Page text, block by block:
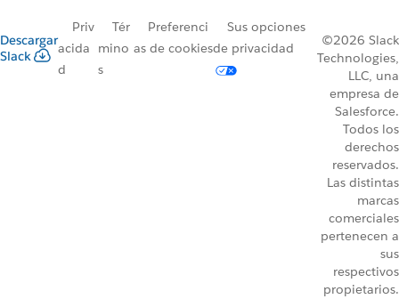
Descargar
Slack
Priv
acida
d
Tér
mino
s
Preferenci
as de cookies
Sus opciones
de privacidad
©2026 Slack
Technologies,
LLC, una
empresa de
Salesforce.
Todos los
derechos
reservados.
Las distintas
marcas
comerciales
pertenecen a
sus
respectivos
propietarios.